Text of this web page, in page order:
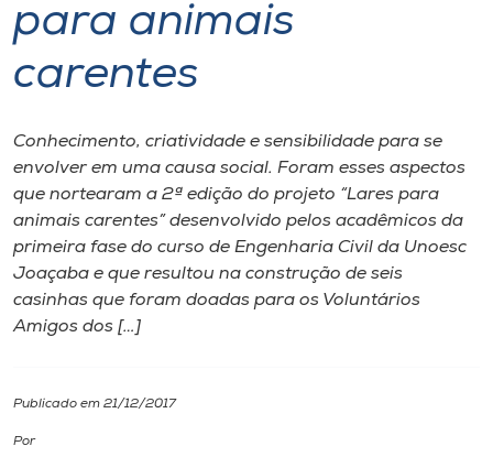
Portal de Ensino
Internacionalização
I.nova
Diplomados
para animais
carentes
Conhecimento, criatividade e sensibilidade para se
envolver em uma causa social. Foram esses aspectos
que nortearam a 2ª edição do projeto “Lares para
animais carentes” desenvolvido pelos acadêmicos da
primeira fase do curso de Engenharia Civil da Unoesc
Joaçaba e que resultou na construção de seis
casinhas que foram doadas para os Voluntários
Amigos dos […]
Publicado em 21/12/2017
Por